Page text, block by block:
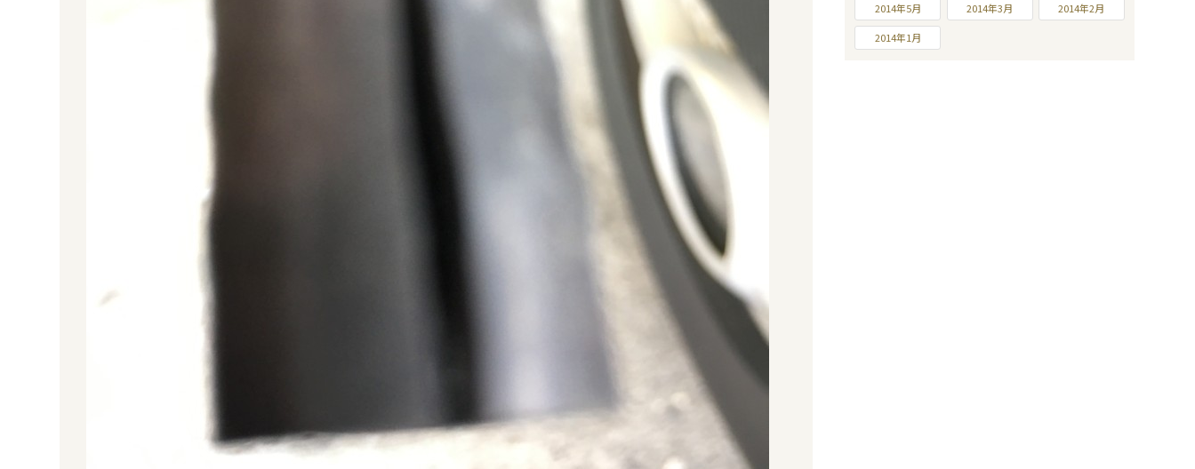
2014年5月 2014年3月 2014年2月
2014年1月